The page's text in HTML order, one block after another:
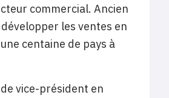
commercial. Ancien
les ventes en
centaine de pays à
vice-président en